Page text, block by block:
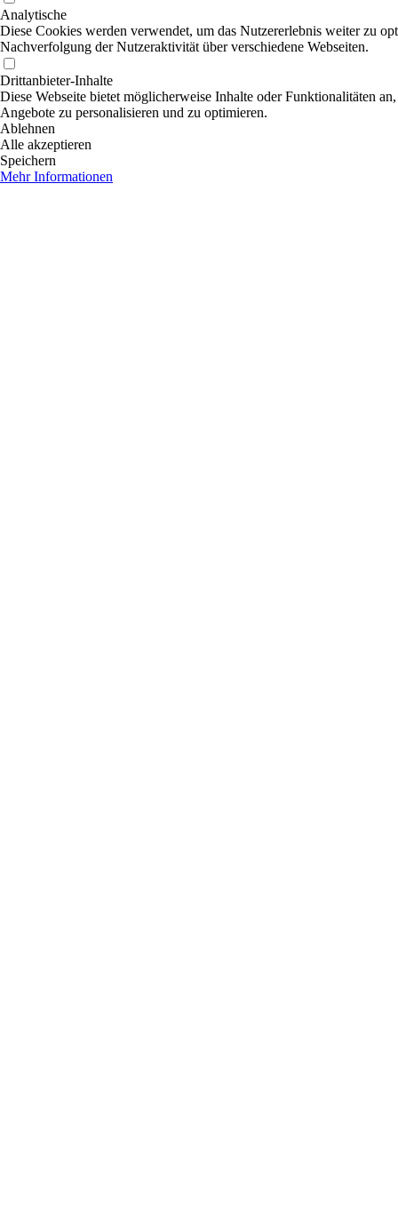
Analytische
Diese Cookies werden verwendet, um das Nutzererlebnis weiter zu
Nachverfolgung der Nutzeraktivität über verschiedene Webseiten.
Drittanbieter-Inhalte
Diese Webseite bietet möglicherweise Inhalte oder Funktionalitäten
Angebote zu personalisieren und zu optimieren.
Ablehnen
Alle akzeptieren
Speichern
Mehr Informationen